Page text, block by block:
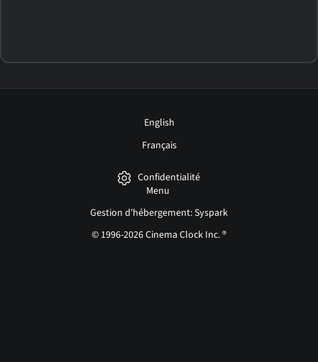
English
Français
Confidentialité
Menu
Gestion d'hébergement: Syspark
© 1996-2026 Cinema Clock Inc. ®